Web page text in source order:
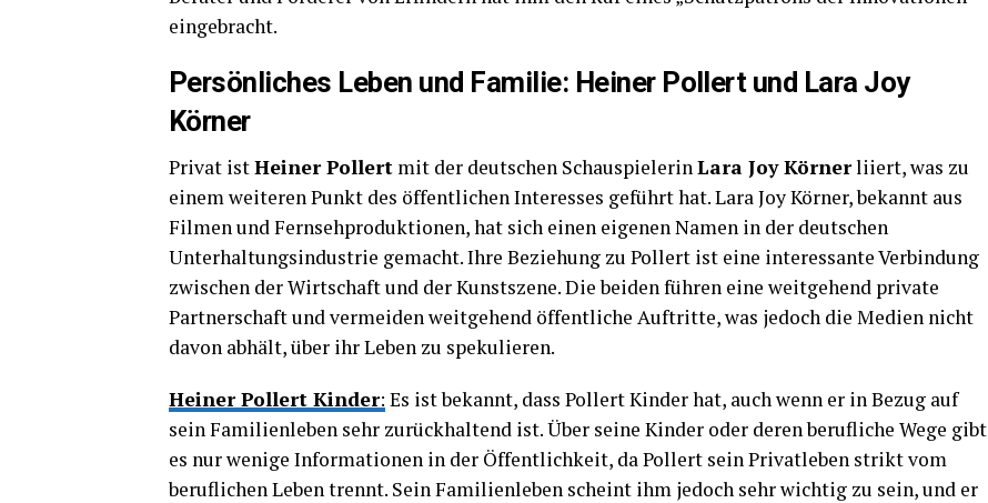
eingebracht.
Persönliches Leben und Familie: Heiner Pollert und Lara Joy
Körner
Privat istHeiner Pollert mit der deutschen SchauspielerinLara Joy Körnerliiert, was zu
einem weiteren Punkt des öffentlichen Interesses geführt hat. Lara Joy Körner, bekannt aus
Filmen und Fernsehproduktionen, hat sich einen eigenen Namen in der deutschen
Unterhaltungsindustrie gemacht. Ihre Beziehung zu Pollert ist eine interessante Verbindung
zwischen der Wirtschaft und der Kunstszene. Die beiden führen eine weitgehend private
Partnerschaft und vermeiden weitgehend öffentliche Auftritte, was jedoch die Medien nicht
davon abhält, über ihr Leben zu spekulieren.
Heiner Pollert Kinder: Es ist bekannt, dass Pollert Kinder hat, auch wenn er in Bezug auf
sein Familienleben sehr zurückhaltend ist. Über seine Kinder oder deren berufliche Wege gibt
es nur wenige Informationen in der Öffentlichkeit, da Pollert sein Privatleben strikt vom
beruflichen Leben trennt. Sein Familienleben scheint ihm jedoch sehr wichtig zu sein, und er